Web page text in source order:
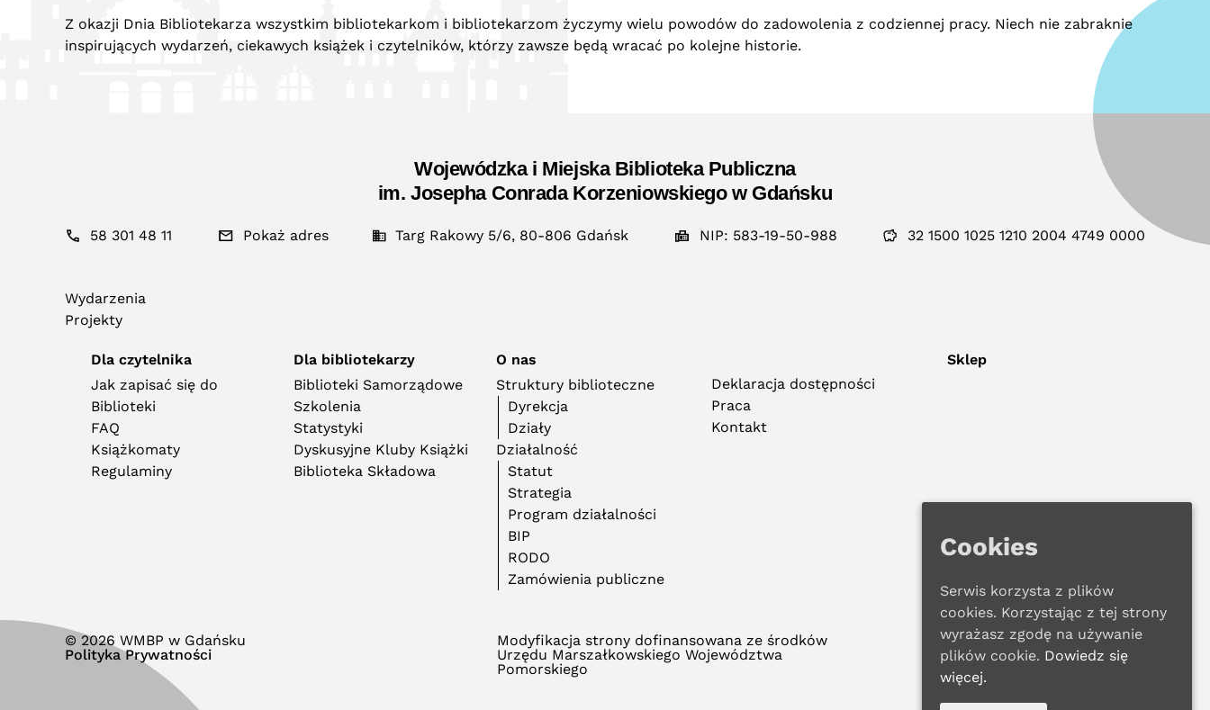
Z okazji Dnia Bibliotekarza wszystkim bibliotekarkom i bibliotekarzom życzymy wielu powodów do zadowolenia z codziennej pracy. Niech nie zabraknie
inspirujących wydarzeń, ciekawych książek i czytelników, którzy zawsze będą wracać po kolejne historie.
Wojewódzka i Miejska Biblioteka Publiczna
im. Josepha Conrada Korzeniowskiego w Gdańsku
58 301 48 11 Pokaż adres Targ Rakowy 5/6, 80-806 Gdańsk NIP: 583-19-50-988 32 1500 1025 1210 2004 4749 0000
Wydarzenia
Projekty
Dla czytelnika
Jak zapisać się do
Biblioteki
FAQ
Książkomaty
Regulaminy
Dla bibliotekarzy
Biblioteki Samorządowe
Szkolenia
Statystyki
Dyskusyjne Kluby Książki
Biblioteka Składowa
O nas
Struktury biblioteczne
Dyrekcja
Działy
Działalność
Statut
Strategia
Program działalności
BIP
RODO
Zamówienia publiczne
Deklaracja dostępności
Praca
Kontakt
Sklep
© 2026 WMBP w Gdańsku
Polityka Prywatności
Modyfikacja strony dofinansowana ze środków
Urzędu Marszałkowskiego Województwa
Pomorskiego
Cookies
Serwis korzysta z plików
cookies. Korzystając z tej strony
wyrażasz zgodę na używanie
plików cookie. Dowiedz się
więcej.